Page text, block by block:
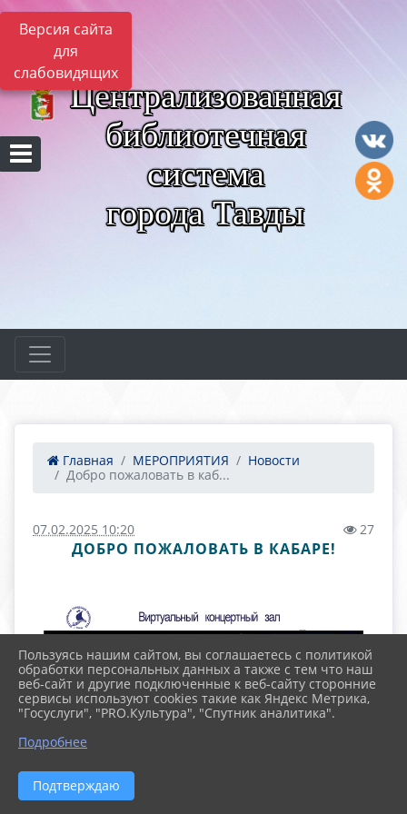
Версия сайта
для
слабовидящих
Централизованная
библиотечная
система
города Тавды
Главная МЕРОПРИЯТИЯ
Новости
Добро пожаловать в каб...
07.02.2025 10:20 27
ДОБРО ПОЖАЛОВАТЬ В КАБАРЕ!
Пользуясь нашим сайтом, вы соглашаетесь с политикой
обработки персональных данных а также с тем что наш
веб-сайт и другие подключенные к веб-сайту сторонние
сервисы используют cookies такие как Яндекс Метрика,
"Госуслуги", "PRO.Культура", "Спутник аналитика".
Подробнее
Подтверждаю